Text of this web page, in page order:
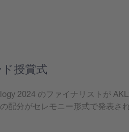
授賞式
2024 のファイナリストが
配分がセレモニー形式で発表され